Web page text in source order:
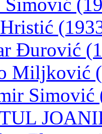
Đurović
Miljković
Simović